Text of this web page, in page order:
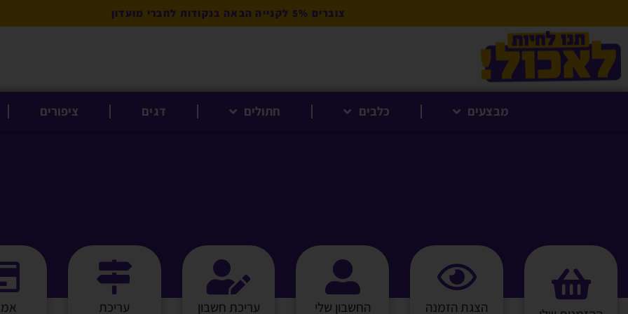
צוברים 5% לקנייה הבאה בנקודות לחברי מועדון
מבצעים כלבים חתולים דגים ציפורים
הצגת הזמנה החשבון שלי עריכת חשבון
עריכת